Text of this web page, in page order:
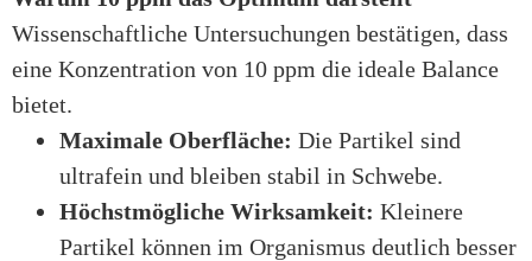
Wissenschaftliche Untersuchungen bestätigen, dass
eine Konzentration von 10 ppm die ideale Balance
bietet.
Maximale Oberfläche: Die Partikel sind
ultrafein und bleiben stabil in Schwebe.
Höchstmögliche Wirksamkeit: Kleinere
Partikel können im Organismus deutlich besser